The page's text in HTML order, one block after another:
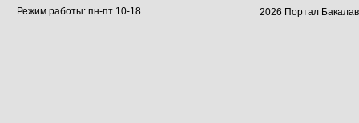
Режим работы: пн-пт 10-18
2026 Портал